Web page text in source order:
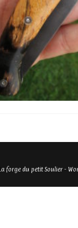
forge du petit Soulier -